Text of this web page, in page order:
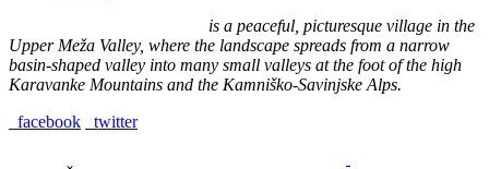
is a peaceful, picturesque village in the
Upper Meža Valley, where the landscape spreads from a narrow
basin-shaped valley into many small valleys at the foot of the high
Karavanke Mountains and the Kamniško-Savinjske Alps.
facebook
twitter